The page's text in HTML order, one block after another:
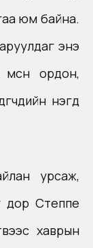
юм байна.
энэ
ордон,
нэгд
урсаж,
дор Степпе
хаврын